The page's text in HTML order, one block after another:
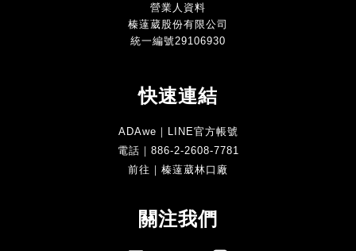
營業人資料
榛薘葳股份有限公司
統一編號29106930
快速連結
ADAwe｜LINE官方帳號
電話｜886-2-2608-7781
前往｜榛薘葳林口廠
關注我們